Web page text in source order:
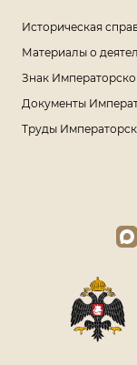
Историческая
Материалы о
Знак
Документы
Труды